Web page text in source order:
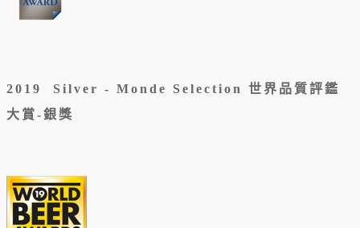
2019 Silver - Monde Selection 世界品質評鑑
大賞-銀獎